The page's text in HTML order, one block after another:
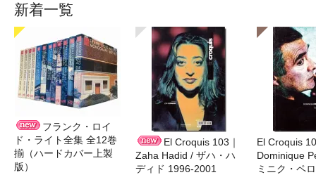
新着一覧
フランク・ロイ
ド・ライト全集 全12巻
揃（ハードカバー上製
版）
El Croquis 103｜
Zaha Hadid / ザハ・ハ
ディド 1996-2001
El Croquis
Dominique
ミニク・ペ